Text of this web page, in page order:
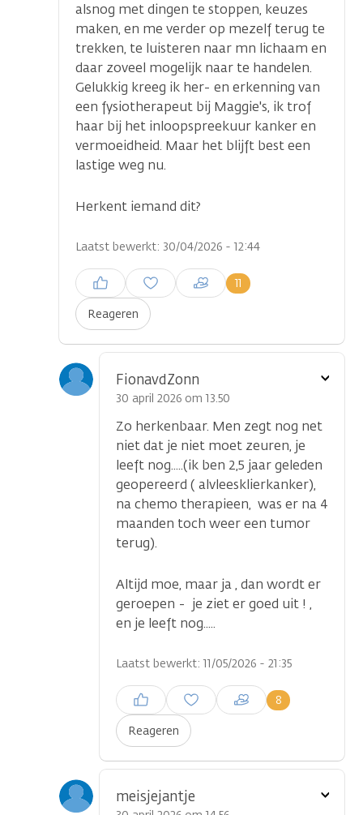
alsnog met dingen te stoppen, keuzes
maken, en me verder op mezelf terug te
trekken, te luisteren naar mn lichaam en
daar zoveel mogelijk naar te handelen.
Gelukkig kreeg ik her- en erkenning van
een fysiotherapeut bij Maggie's, ik trof
haar bij het inloopspreekuur kanker en
vermoeidheid. Maar het blijft best een
lastige weg nu.
Herkent iemand dit?
Laatst bewerkt: 30/04/2026 - 12:44
Reageren
11
Inloggen om een reactie te
plaatsen
FionavdZonn
30 april 2026 om 13.50
Zo herkenbaar. Men zegt nog net
niet dat je niet moet zeuren, je
leeft nog.....(ik ben 2,5 jaar geleden
geopereerd ( alvleesklierkanker),
na chemo therapieen, was er na 4
maanden toch weer een tumor
terug).
Altijd moe, maar ja , dan wordt er
geroepen - je ziet er goed uit ! ,
en je leeft nog.....
Laatst bewerkt: 11/05/2026 - 21:35
Reageren
8
Inloggen om een reactie te
plaatsen
Toon
meisjejantje
Toon